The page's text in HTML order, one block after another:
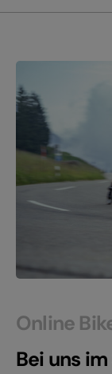
Online
Bei uns